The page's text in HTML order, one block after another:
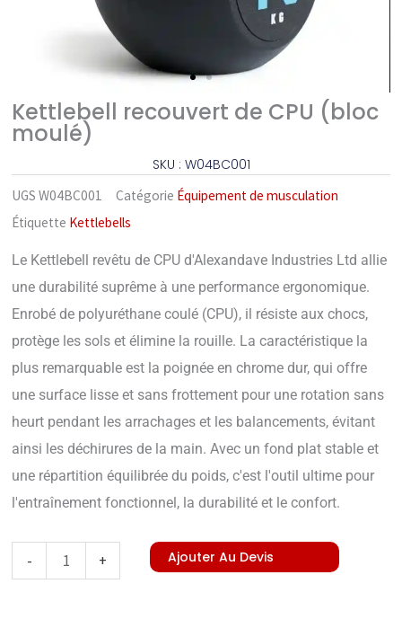
Kettlebell recouvert de CPU (bloc
moulé)
SKU : W04BC001
UGSW04BC001 Catégorie Équipement de musculation
Étiquette Kettlebells
Le Kettlebell revêtu de CPU d'Alexandave Industries Ltd allie
une durabilité suprême à une performance ergonomique.
Enrobé de polyuréthane coulé (CPU), il résiste aux chocs,
protège les sols et élimine la rouille. La caractéristique la
plus remarquable est la poignée en chrome dur, qui offre
une surface lisse et sans frottement pour une rotation sans
heurt pendant les arrachages et les balancements, évitant
ainsi les déchirures de la main. Avec un fond plat stable et
une répartition équilibrée du poids, c'est l'outil ultime pour
l'entraînement fonctionnel, la durabilité et le confort.
-
quantité
de
+ Ajouter Au Devis